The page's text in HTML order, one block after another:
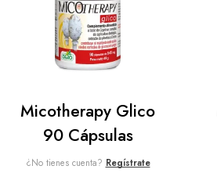
Micotherapy Glico
90 Cápsulas
¿No tienes cuenta? Regístrate